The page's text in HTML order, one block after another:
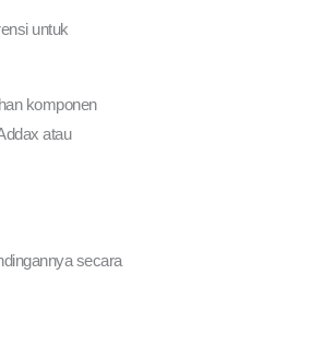
untuk
komponen
atau
secara